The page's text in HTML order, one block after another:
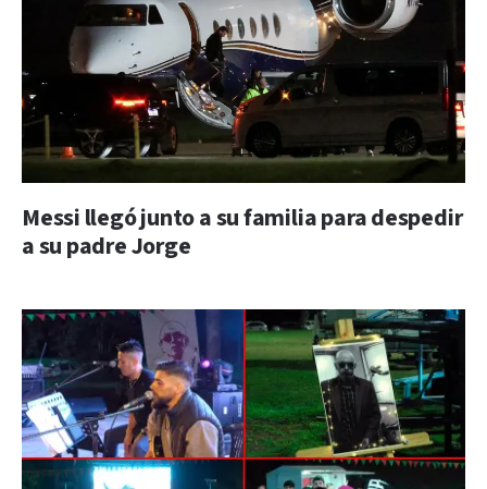
Messi llegó junto a su familia para despedir
a su padre Jorge